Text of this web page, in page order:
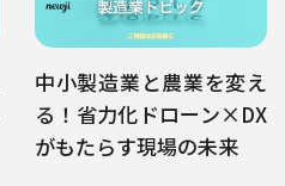
中小製造業と農業を変え
る！省力化ドローン×DX
がもたらす現場の未来